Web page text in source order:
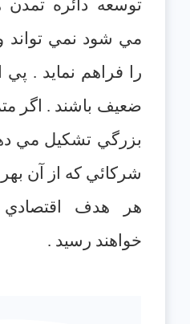
توسعه دائره
مي شود نمي تواند
را فراهم نمايد . پي
ضعيف باشند . اگر
بزرگي تشكيل مي
شركائي كه از آن
هر هدف اقتصادي
خواهند رسيد .